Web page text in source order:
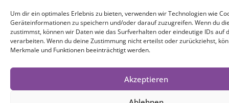
Um dir ein optimales Erlebnis zu bieten, verwenden wir Technologien wie
Geräteinformationen zu speichern und/oder darauf zuzugreifen. Wenn du
zustimmst, können wir Daten wie das Surfverhalten oder eindeutige IDs auf
verarbeiten. Wenn du deine Zustimmung nicht erteilst oder zurückziehst,
Merkmale und Funktionen beeinträchtigt werden.
Akzeptieren